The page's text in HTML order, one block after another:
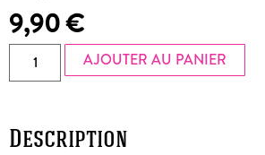
9,90€
AJOUTER AU PANIER
Description